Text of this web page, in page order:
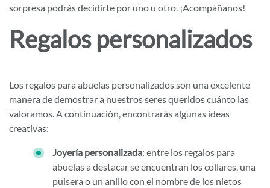
sorpresa podrás decidirte por uno u otro. ¡Acompáñanos!
Regalos personalizados
Los regalos para abuelas personalizados son una excelente
manera de demostrar a nuestros seres queridos cuánto las
valoramos. A continuación, encontrarás algunas ideas
creativas:
Joyería personalizada: entre los regalos para
abuelas a destacar se encuentran los collares, una
pulsera o un anillo con el nombre de los nietos